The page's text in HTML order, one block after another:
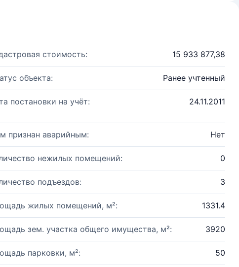
стоимость: 15 933 877,38
объекта: Ранее учтенный
постановки на учёт: 24.11.2011
признан аварийным: Нет
нежилых помещений: 0
подъездов: 3
жилых помещений, м²: 1331.4
зем. участка общего имущества, м²: 3920
парковки, м²: 50